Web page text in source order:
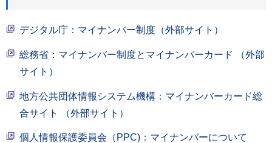
デジタル庁：マイナンバー制度（外部サイト）
総務省：マイナンバー制度とマイナンバーカード （外部
サイト）
地方公共団体情報システム機構：マイナンバーカード総
合サイト （外部サイト）
個人情報保護委員会（PPC)：マイナンバーについて